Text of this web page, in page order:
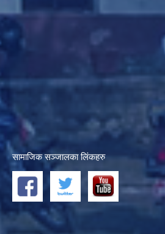
सामाजिक सञ्जालका लिंकहरु